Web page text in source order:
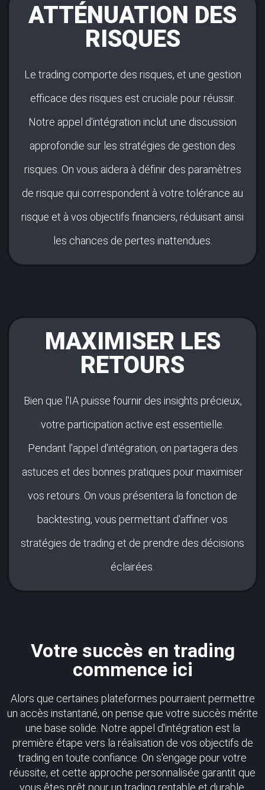
ATTÉNUATION DES
RISQUES
Le trading comporte des risques, et une gestion
efficace des risques est cruciale pour réussir.
Notre appel d'intégration inclut une discussion
approfondie sur les stratégies de gestion des
risques. On vous aidera à définir des paramètres
de risque qui correspondent à votre tolérance au
risque et à vos objectifs financiers, réduisant ainsi
les chances de pertes inattendues.
MAXIMISER LES
RETOURS
Bien que l'IA puisse fournir des insights précieux,
votre participation active est essentielle.
Pendant l'appel d'intégration, on partagera des
astuces et des bonnes pratiques pour maximiser
vos retours. On vous présentera la fonction de
backtesting, vous permettant d'affiner vos
stratégies de trading et de prendre des décisions
éclairées.
Votre succès en trading
commence ici
Alors que certaines plateformes pourraient permettre
un accès instantané, on pense que votre succès mérite
une base solide. Notre appel d'intégration est la
première étape vers la réalisation de vos objectifs de
trading en toute confiance. On s'engage pour votre
réussite, et cette approche personnalisée garantit que
vous êtes prêt pour un trading rentable et durable.